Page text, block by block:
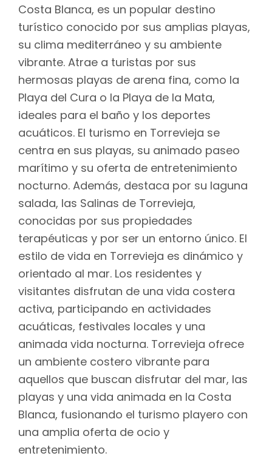
Costa Blanca, es un popular destino
turístico conocido por sus amplias playas,
su clima mediterráneo y su ambiente
vibrante. Atrae a turistas por sus
hermosas playas de arena fina, como la
Playa del Cura o la Playa de la Mata,
ideales para el baño y los deportes
acuáticos. El turismo en Torrevieja se
centra en sus playas, su animado paseo
marítimo y su oferta de entretenimiento
nocturno. Además, destaca por su laguna
salada, las Salinas de Torrevieja,
conocidas por sus propiedades
terapéuticas y por ser un entorno único. El
estilo de vida en Torrevieja es dinámico y
orientado al mar. Los residentes y
visitantes disfrutan de una vida costera
activa, participando en actividades
acuáticas, festivales locales y una
animada vida nocturna. Torrevieja ofrece
un ambiente costero vibrante para
aquellos que buscan disfrutar del mar, las
playas y una vida animada en la Costa
Blanca, fusionando el turismo playero con
una amplia oferta de ocio y
entretenimiento.